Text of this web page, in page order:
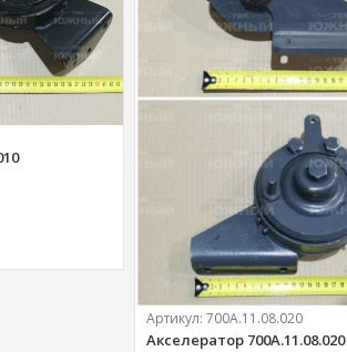
Артикул:700А.11.08.020
Акселератор 700А.11.08.020